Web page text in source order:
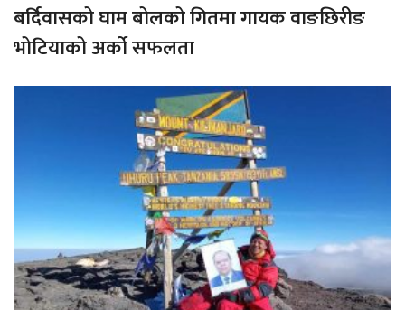
बर्दिवासको घाम बोलको गितमा गायक वाङछिरीङ
भोटियाको अर्को सफलता